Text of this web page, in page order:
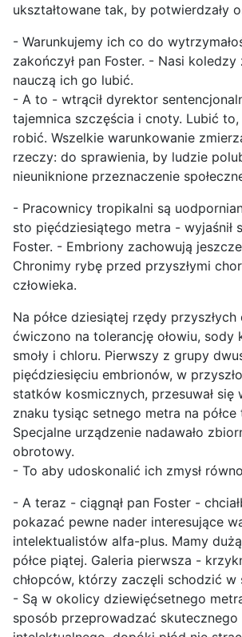
ukształtowane tak, by potwierdzały
- Warunkujemy ich co do
zakończył pan Foster. - Nasi
nauczą ich go lubić.
- A to - wtrącił dyrektor
tajemnica szczęścia i cnoty. Lubić to,
robić. Wszelkie warunkowanie
rzeczy: do sprawienia, by ludzie
nieuniknione przeznaczenie
- Pracownicy tropikalni są
sto pięćdziesiątego metra - wyjaśnił
Foster. - Embriony zachowują
Chronimy rybę przed przyszłymi
człowieka.
Na półce dziesiątej rzędy
ćwiczono na tolerancję ołowiu, sody
smoły i chloru. Pierwszy z grupy
pięćdziesięciu embrionów, w
statków kosmicznych, przesuwał się
znaku tysiąc setnego metra na półce
Specjalne urządzenie nadawało
obrotowy.
- To aby udoskonalić ich zmysł
- A teraz - ciągnął pan Foster -
pokazać pewne nader interesujące
intelektualistów alfa-plus. Mamy
półce piątej. Galeria pierwsza -
chłopców, którzy zaczęli schodzić w
- Są w okolicy dziewięćsetnego
sposób przeprowadzać skutecznego